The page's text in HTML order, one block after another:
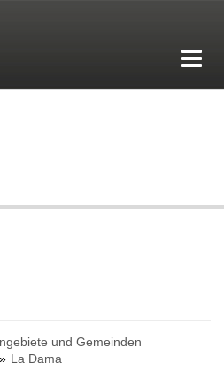
und Gemeinden
La Dama